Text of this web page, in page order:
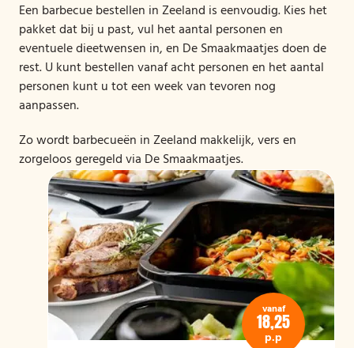
Een barbecue bestellen in Zeeland is eenvoudig. Kies het
pakket dat bij u past, vul het aantal personen en
eventuele dieetwensen in, en De Smaakmaatjes doen de
rest. U kunt bestellen vanaf acht personen en het aantal
personen kunt u tot een week van tevoren nog
aanpassen.
Zo wordt barbecueën in Zeeland makkelijk, vers en
zorgeloos geregeld via De Smaakmaatjes.
vanaf
18,25
p.p